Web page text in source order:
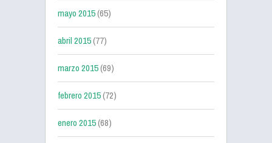
mayo 2015(65)
abril 2015(77)
marzo 2015(69)
febrero 2015(72)
enero 2015(68)